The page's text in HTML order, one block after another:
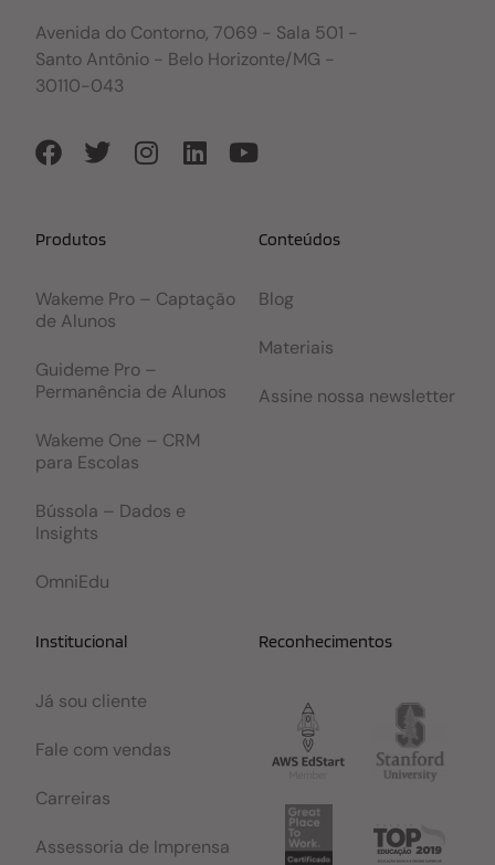
Avenida do Contorno, 7069 - Sala 501 -
Santo Antônio - Belo Horizonte/MG -
30110-043
Produtos
Wakeme Pro – Captação
de Alunos
Guideme Pro –
Permanência de Alunos
Wakeme One – CRM
para Escolas
Bússola – Dados e
Insights
OmniEdu
Conteúdos
Blog
Materiais
Assine nossa newsletter
Institucional
Já sou cliente
Fale com vendas
Carreiras
Assessoria de Imprensa
Reconhecimentos